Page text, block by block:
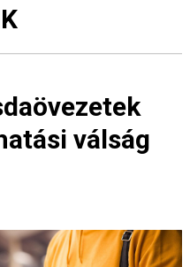
válság